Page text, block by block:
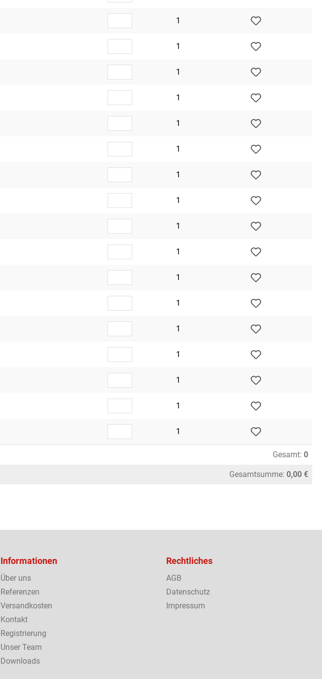
1
1
1
1
1
1
1
1
1
1
1
1
1
1
1
1
1
Gesamt: 0
Gesamtsumme: 0,00 €
Informationen
Über uns
Referenzen
Versandkosten
Kontakt
Registrierung
Unser Team
Downloads
Rechtliches
AGB
Datenschutz
Impressum